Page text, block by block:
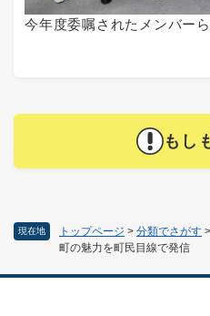
現在地 トップページ > 分類でさがす >
町の魅力を町民目線で発信
今年度委嘱されたメンバーら
もし